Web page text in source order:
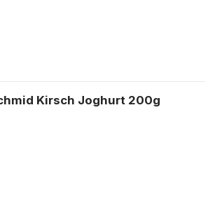
Kirsch Joghurt 200g